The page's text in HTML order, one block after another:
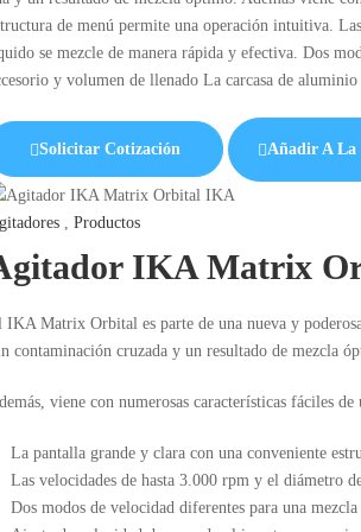
de menú permite una operación intuitiva.
se mezcle de manera rápida y efectiva. Dos
y volumen de llenado La carcasa de
Solicitar Cotización Añadir A La
, Productos
IKA Matrix
IKA Matrix Orbital es parte de una nueva y
contaminación cruzada y un resultado de mezcla
viene con numerosas características fáciles de
La pantalla grande y clara con una conveniente
Las velocidades de hasta 3.000 rpm y el diámetro
Dos modos de velocidad diferentes para una